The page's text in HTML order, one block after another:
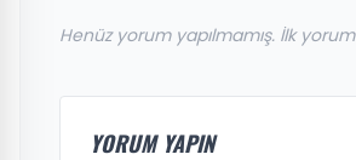
Henüz yorum yapılmamış. İlk
YORUM YAPIN